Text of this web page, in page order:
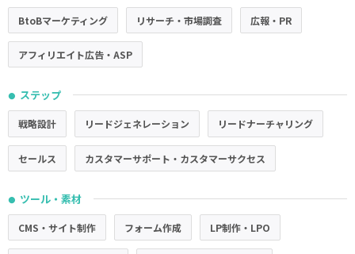
BtoBマーケティング リサーチ・市場調査 広報・PR
アフィリエイト広告・ASP
● ステップ
戦略設計 リードジェネレーション リードナーチャリング
セールス カスタマーサポート・カスタマーサクセス
● ツール・素材
CMS・サイト制作 フォーム作成 LP制作・LPO